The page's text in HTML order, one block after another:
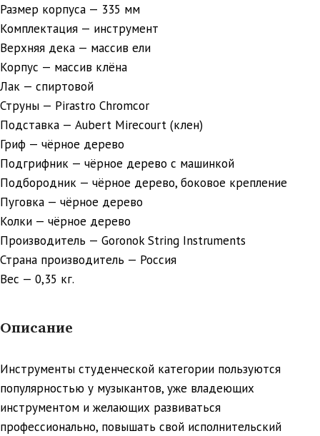
Размер корпуса — 335 мм
Комплектация — инструмент
Верхняя дека — массив ели
Корпус — массив клёна
Лак — спиртовой
Струны — Pirastro Chromcor
Подставка — Aubert Mirecourt (клен)
Гриф — чёрное дерево
Подгрифник — чёрное дерево с машинкой
Подбородник — чёрное дерево, боковое крепление
Пуговка — чёрное дерево
Колки — чёрное дерево
Производитель — Goronok String Instruments
Страна производитель — Россия
Вес — 0,35 кг.
Описание
Инструменты студенческой категории пользуются
популярностью у музыкантов, уже владеющих
инструментом и желающих развиваться
профессионально, повышать свой исполнительский